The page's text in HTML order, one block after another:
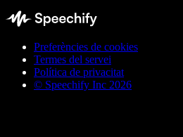
Preferències de cookies
Termes del servei
Política de privacitat
© Speechify Inc 2026